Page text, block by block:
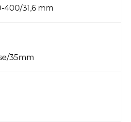
400/31,6 mm
35mm